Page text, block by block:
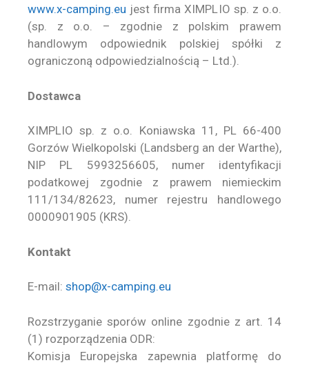
www.x-camping.eu jest firma XIMPLIO sp. z o.o.
(sp. z o.o. – zgodnie z polskim prawem
handlowym odpowiednik polskiej spółki z
ograniczoną odpowiedzialnością – Ltd.).
Dostawca
XIMPLIO sp. z o.o. Koniawska 11, PL 66-400
Gorzów Wielkopolski (Landsberg an der Warthe),
NIP PL 5993256605, numer identyfikacji
podatkowej zgodnie z prawem niemieckim
111/134/82623, numer rejestru handlowego
0000901905 (KRS).
Kontakt
E-mail: shop@x-camping.eu
Rozstrzyganie sporów online zgodnie z art. 14
(1) rozporządzenia ODR:
Komisja Europejska zapewnia platformę do